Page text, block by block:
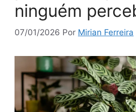
ninguém
07/01/2026 Por Mirian Ferreira